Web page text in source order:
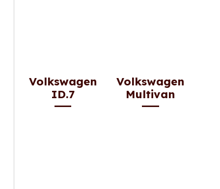
Volkswagen
ID.7
Volkswagen
Multivan